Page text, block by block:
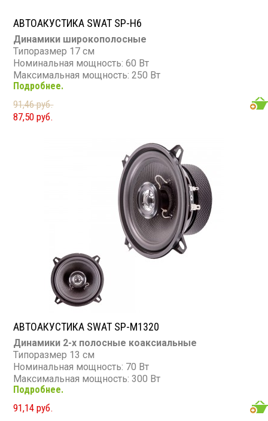
АВТОАКУСТИКА SWAT SP-H6
Динамики широкополосные
Типоразмер 17 см
Номинальная мощность: 60 Вт
Максимальная мощность: 250 Вт
Диапазон частот: 80 - 16 000 Гц
Чувствительность: 90 дБ
Сопротивление: 4 Ом
Подробнее.
91,46 руб.
87,50 руб.
АВТОАКУСТИКА SWAT SP-M1320
Динамики 2-х полосные коаксиальные
Типоразмер 13 см
Номинальная мощность: 70 Вт
Максимальная мощность: 300 Вт
Диапазон частот: 65 - 20 000 Гц
Чувствительность: 87 дБ
Сопротивление: 4 Ом
Подробнее.
91,14 руб.